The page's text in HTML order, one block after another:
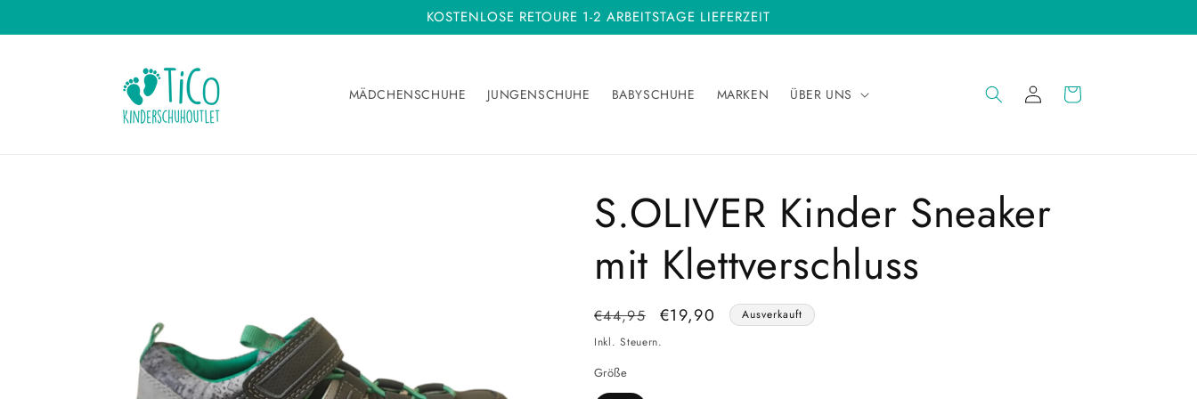
Inhalt
KOSTENLOSE RETOURE 1-2 ARBEITSTAGE LIEFERZEIT
MÄDCHENSCHUHE JUNGENSCHUHE BABYSCHUHE MARKEN ÜBER UNS EINLOGGEN
WARENKORB
S.OLIVER Kinder Sneaker
mit Klettverschluss
Normaler
Preis
€44,95 Verkaufspreis
€19,90
Ausverkauft
Inkl. Steuern.
Größe